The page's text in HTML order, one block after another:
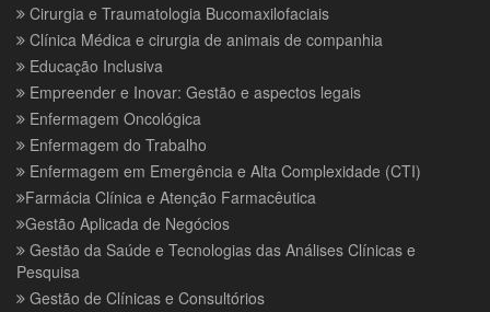
Cirurgia e Traumatologia Bucomaxilofaciais
Clínica Médica e cirurgia de animais de companhia
Educação Inclusiva
Empreender e Inovar: Gestão e aspectos legais
Enfermagem Oncológica
Enfermagem do Trabalho
Enfermagem em Emergência e Alta Complexidade (CTI)
Farmácia Clínica e Atenção Farmacêutica
Gestão Aplicada de Negócios
Gestão da Saúde e Tecnologias das Análises Clínicas e
Pesquisa
Gestão de Clínicas e Consultórios